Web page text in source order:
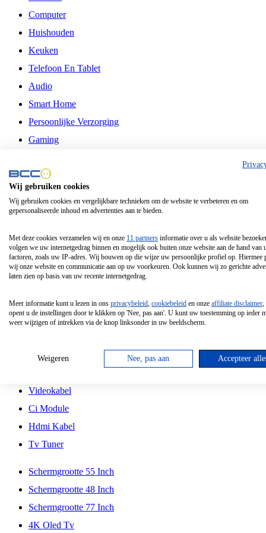
Computer
Huishouden
Keuken
Telefoon En Tablet
Audio
Smart Home
Persoonlijke Verzorging
Gaming
Philips
Schermgrootte 24 Inch
Schermgrootte 85 Inch
Schermgrootte 98 Inch
Tcl
Hd Led Tv
Antennekabel
Videokabel
Ci Module
Hdmi Kabel
Tv Tuner
Schermgrootte 55 Inch
Schermgrootte 48 Inch
Schermgrootte 77 Inch
4K Oled Tv
Wij gebruiken cookies
Wij gebruiken cookies en vergelijkbare technieken om de website te verbeteren en om
gepersonaliseerde inhoud en advertenties aan te bieden.
Met deze cookies verzamelen wij en onze 11 partners informatie over u als website
volgen we uw internetgedrag binnen en mogelijk ook buiten onze website aan de hand van
factoren, zoals uw IP-adres. Wij bouwen op die wijze uw persoonlijke profiel op. Hiermee
wij onze website en communicatie aan op uw voorkeuren. Ook kunnen wij zo gerichte
laten zien op basis van uw recente internetgedrag.
Meer informatie kunt u lezen in ons privacybeleid, cookiebeleid en onze affiliate disclaimer,
opent u de instellingen door te klikken op 'Nee, pas aan'. U kunt uw toestemming op ieder
weer wijzigen of intrekken via de knop linksonder in uw beeldscherm.
Weigeren Nee, pas aan Accepteer